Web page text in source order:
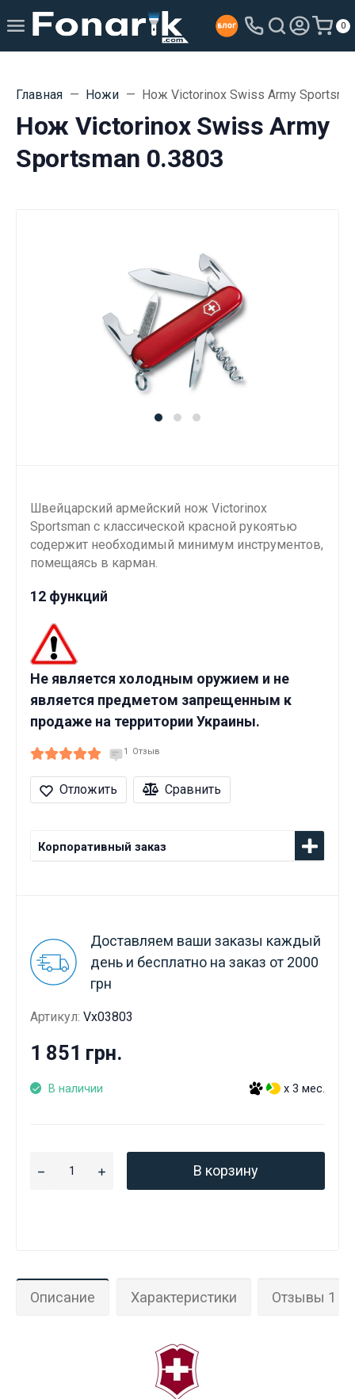
0
Главная Ножи Нож Victorinox Swiss Army
Нож Victorinox Swiss Army
Sportsman 0.3803
Швейцарский армейский нож Victorinox
Sportsman с классической красной рукоятью
содержит необходимый минимум инструментов,
помещаясь в карман.
12 функций
Не является холодным оружием и не
является предметом запрещенным к
продаже на территории Украины.
1 Отзыв
Отложить Сравнить
Корпоративный заказ
Доставляем ваши заказы каждый
день и бесплатно на заказ от 2000
грн
Артикул: Vx03803
1 851 грн.
В наличии x 3 мес.
В корзину
Описание Характеристики Отзывы 1